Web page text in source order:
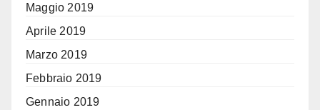
Maggio 2019
Aprile 2019
Marzo 2019
Febbraio 2019
Gennaio 2019